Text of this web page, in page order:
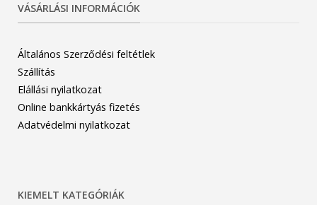
VÁSÁRLÁSI INFORMÁCIÓK
Általános Szerződési feltétlek
Szállítás
Elállási nyilatkozat
Online bankkártyás fizetés
Adatvédelmi nyilatkozat
KIEMELT KATEGÓRIÁK